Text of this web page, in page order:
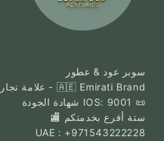
سوبر عود & عطور
🇦🇪 Emirati Brand - علامة تجارية إماراتية
📜 IOS: 9001 شهادة الجودة
ستة أفرع بخدمتكم 🏬
UAE : +971543222228